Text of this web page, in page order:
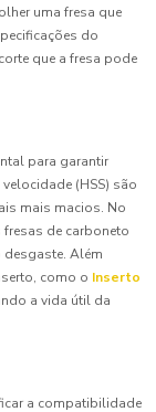
uma fresa que
do
que a fresa pode
para garantir
(HSS) são
mais macios. No
de carboneto
Além
como o Inserto
a vida útil da
a compatibilidade